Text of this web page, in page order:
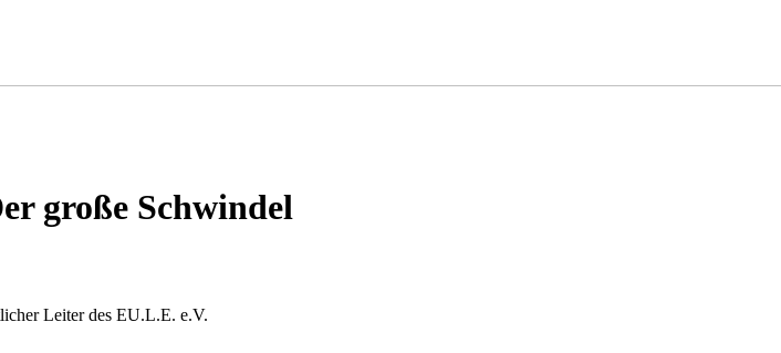
große Schwindel
Leiter des EU.L.E. e.V.